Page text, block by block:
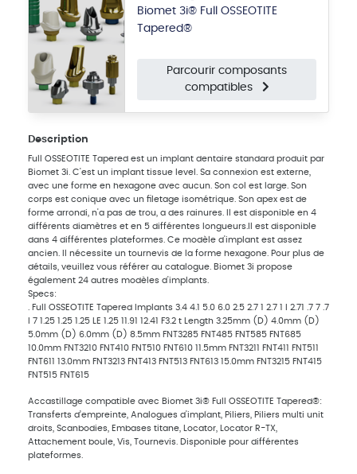
Biomet 3i® Full OSSEOTITE
Tapered®
Parcourir composants
compatibles
Description
Full OSSEOTITE Tapered est un implant dentaire standard produit par
Biomet 3i. C'est un implant tissue level. Sa connexion est externe,
avec une forme en hexagone avec aucun. Son col est large. Son
corps est conique avec un filetage isométrique. Son apex est de
forme arrondi, n'a pas de trou, a des rainures. Il est disponible en 4
différents diamètres et en 5 différentes longueurs.Il est disponible
dans 4 différentes plateformes. Ce modèle d'implant est assez
ancien. Il nécessite un tournevis de la forme hexagone. Pour plus de
détails, veuillez vous référer au catalogue. Biomet 3i propose
également 24 autres modèles d'implants.
Specs:
. Full OSSEOTITE Tapered Implants 3.4 4.1 5.0 6.0 2.5 2.7 1 2.7 1 I 2.71 .7 7 .7
I 7 1.25 1.25 1.25 LE 1.25 11.91 12.41 F3.2 t Length 3.25mm (D) 4.0mm (D)
5.0mm (D) 6.0mm (D) 8.5mm FNT3285 FNT485 FNT585 FNT685
10.0mm FNT3210 FNT410 FNT510 FNT610 11.5mm FNT3211 FNT411 FNT511
FNT611 13.0mm FNT3213 FNT413 FNT513 FNT613 15.0mm FNT3215 FNT415
FNT515 FNT615
Accastillage compatible avec Biomet 3i® Full OSSEOTITE Tapered®:
Transferts d’empreinte, Analogues d'implant, Piliers, Piliers multi unit
droits, Scanbodies, Embases titane, Locator, Locator R-TX,
Attachement boule, Vis, Tournevis. Disponible pour différentes
plateformes.